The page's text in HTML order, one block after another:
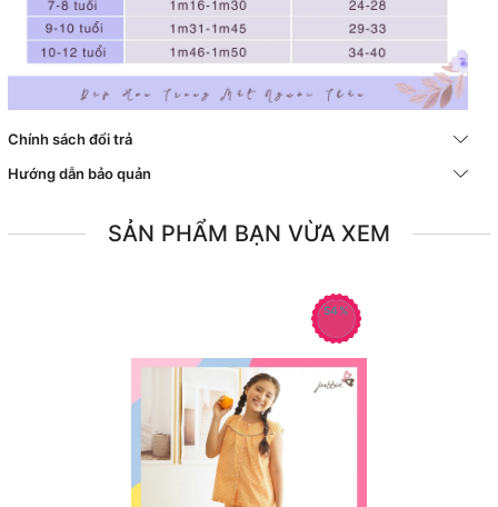
Chính sách đổi trả
Hướng dẫn bảo quản
SẢN PHẨM BẠN VỪA XEM
54%